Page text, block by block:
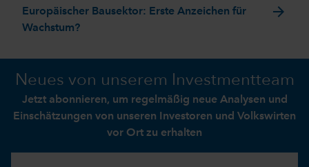
Europäischer Bausektor: Erste Anzeichen für
Wachstum?
arrow_forward
Neues von unserem Investmentteam
Jetzt abonnieren, um regelmäßig neue Analysen und
Einschätzungen von unseren Investoren und Volkswirten
vor Ort zu erhalten